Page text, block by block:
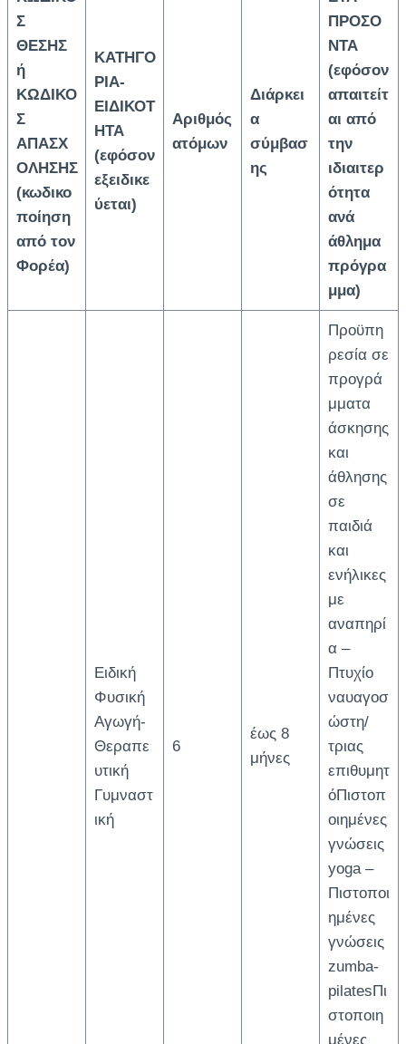
Σ
ΘΕΣΗΣ
ή
ΚΩΔΙΚΟ
Σ
ΑΠΑΣΧ
ΟΛΗΣΗΣ
(κωδικο
ποίηση
από τον
Φορέα)
ΚΑΤΗΓΟ
ΡΙΑ-
ΕΙΔΙΚΟΤ
ΗΤΑ
(εφόσον
εξειδικε
ύεται)
Αριθμός
ατόμων
Διάρκει
α
σύμβασ
ης
ΠΡΟΣΟ
ΝΤΑ
(εφόσον
απαιτείτ
αι από
την
ιδιαιτερ
ότητα
ανά
άθλημα
πρόγρα
μμα)
Ειδική
Φυσική
Αγωγή-
Θεραπε
υτική
Γυμναστ
ική
6
έως 8
μήνες
Προϋπη
ρεσία σε
προγρά
μματα
άσκησης
και
άθλησης
σε
παιδιά
και
ενήλικες
με
αναπηρί
α –
Πτυχίο
ναυαγοσ
ώστη/
τριας
επιθυμητ
όΠιστοπ
οιημένες
γνώσεις
yoga –
Πιστοποι
ημένες
γνώσεις
zumba-
pilatesΠι
στοποιη
μένες